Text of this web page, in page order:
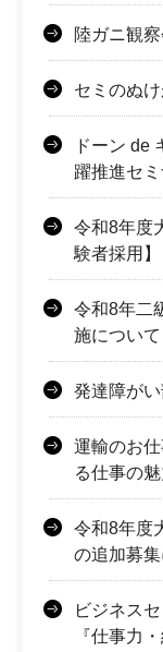
陸ガニ観
セミのぬ
ドーン de
躍推進セ
令和8年度
験者採用】
令和8年二
施について
発達障がい
運輸のお
る仕事の
令和8年度
の追加募
ビジネス
『仕事力